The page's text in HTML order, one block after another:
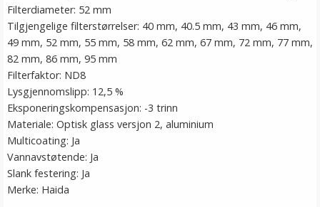
Filterdiameter: 52 mm
Tilgjengelige filterstørrelser: 40 mm, 40.5 mm, 43 mm, 46 mm,
49 mm, 52 mm, 55 mm, 58 mm, 62 mm, 67 mm, 72 mm, 77 mm,
82 mm, 86 mm, 95 mm
Filterfaktor: ND8
Lysgjennomslipp: 12,5 %
Eksponeringskompensasjon: -3 trinn
Materiale: Optisk glass versjon 2, aluminium
Multicoating: Ja
Vannavstøtende: Ja
Slank festering: Ja
Merke: Haida